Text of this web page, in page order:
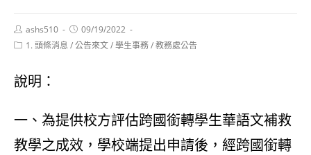
Post
author:
ashs510
Post
published:
09/19/2022
Post1. 頭條消息 /公告來文/學生事務/教務處公告
說明：
一、為提供校方評估跨國銜轉學生華語文補救
教學之成效，學校端提出申請後，經跨國銜轉